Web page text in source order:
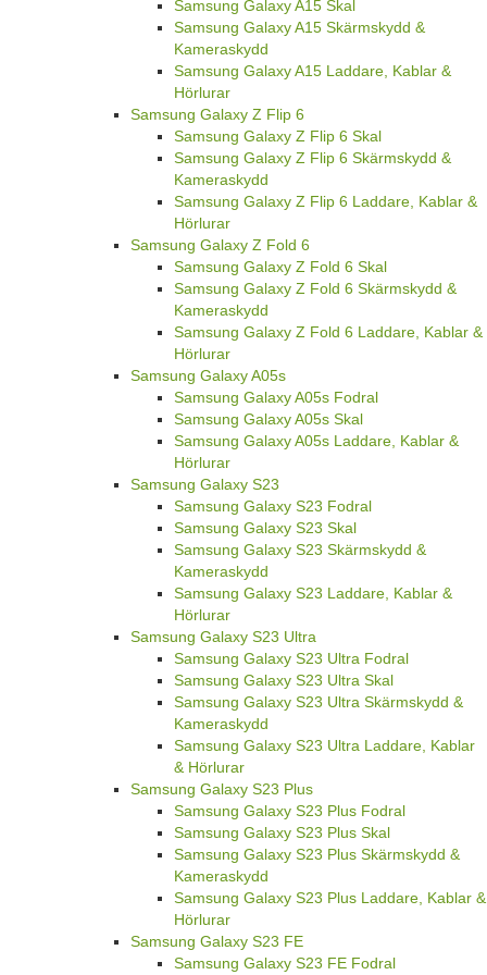
Samsung Galaxy A15 Skal
Samsung Galaxy A15 Skärmskydd &
Kameraskydd
Samsung Galaxy A15 Laddare, Kablar &
Hörlurar
Samsung Galaxy Z Flip 6
Samsung Galaxy Z Flip 6 Skal
Samsung Galaxy Z Flip 6 Skärmskydd &
Kameraskydd
Samsung Galaxy Z Flip 6 Laddare, Kablar &
Hörlurar
Samsung Galaxy Z Fold 6
Samsung Galaxy Z Fold 6 Skal
Samsung Galaxy Z Fold 6 Skärmskydd &
Kameraskydd
Samsung Galaxy Z Fold 6 Laddare, Kablar &
Hörlurar
Samsung Galaxy A05s
Samsung Galaxy A05s Fodral
Samsung Galaxy A05s Skal
Samsung Galaxy A05s Laddare, Kablar &
Hörlurar
Samsung Galaxy S23
Samsung Galaxy S23 Fodral
Samsung Galaxy S23 Skal
Samsung Galaxy S23 Skärmskydd &
Kameraskydd
Samsung Galaxy S23 Laddare, Kablar &
Hörlurar
Samsung Galaxy S23 Ultra
Samsung Galaxy S23 Ultra Fodral
Samsung Galaxy S23 Ultra Skal
Samsung Galaxy S23 Ultra Skärmskydd &
Kameraskydd
Samsung Galaxy S23 Ultra Laddare, Kablar
& Hörlurar
Samsung Galaxy S23 Plus
Samsung Galaxy S23 Plus Fodral
Samsung Galaxy S23 Plus Skal
Samsung Galaxy S23 Plus Skärmskydd &
Kameraskydd
Samsung Galaxy S23 Plus Laddare, Kablar &
Hörlurar
Samsung Galaxy S23 FE
Samsung Galaxy S23 FE Fodral